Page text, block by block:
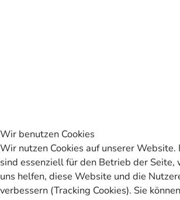
Wir benutzen Cookies
Wir nutzen Cookies auf unserer Website.
sind essenziell für den Betrieb der Seite,
uns helfen, diese Website und die
verbessern (Tracking Cookies). Sie